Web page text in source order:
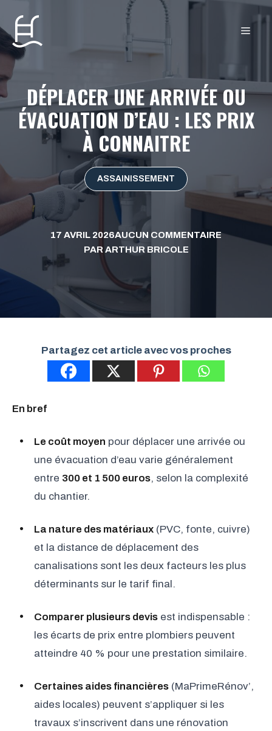
au
contenu
DÉPLACER UNE ARRIVÉE OU
ÉVACUATION D’EAU : LES PRIX
À CONNAITRE
ASSAINISSEMENT
17 AVRIL 2026AUCUN COMMENTAIRE
PAR ARTHUR BRICOLE
Partagez cet article avec vos proches
En bref
Le coût moyen pour déplacer une arrivée ou
une évacuation d’eau varie généralement
entre 300 et 1 500 euros, selon la complexité
du chantier.
La nature des matériaux (PVC, fonte, cuivre)
et la distance de déplacement des
canalisations sont les deux facteurs les plus
déterminants sur le tarif final.
Comparer plusieurs devis est indispensable :
les écarts de prix entre plombiers peuvent
atteindre 40 % pour une prestation similaire.
Certaines aides financières (MaPrimeRénov’,
aides locales) peuvent s’appliquer si les
travaux s’inscrivent dans une rénovation